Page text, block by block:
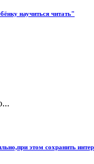
научиться читать"
этом сохранить